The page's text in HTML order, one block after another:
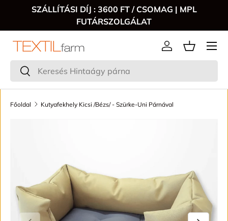
SZÁLLÍTÁSI DÍJ : 3600 FT / CSOMAG | MPL
FUTÁRSZOLGÁLAT
Keresés
Keresés
Bejelentkezés
Menű
Főoldal Kutyafekhely Kicsi /Bézs/ - Szürke-Uni Párnával